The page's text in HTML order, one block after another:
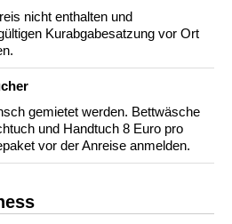
nicht enthalten und
Kurabgabesatzung vor Ort
gemietet werden. Bettwäsche
und Handtuch 8 Euro pro
vor der Anreise anmelden.